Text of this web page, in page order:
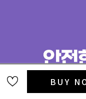
BUY